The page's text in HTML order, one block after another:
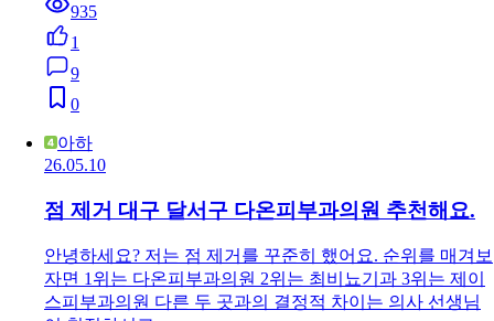
935
1
9
0
아하
26.05.10
점 제거 대구 달서구 다온피부과의원 추천해요.
안녕하세요? 저는 점 제거를 꾸준히 했어요. 순위를 매겨보
자면 1위는 다온피부과의원 2위는 최비뇨기과 3위는 제이
스피부과의원 다른 두 곳과의 결정적 차이는 의사 선생님